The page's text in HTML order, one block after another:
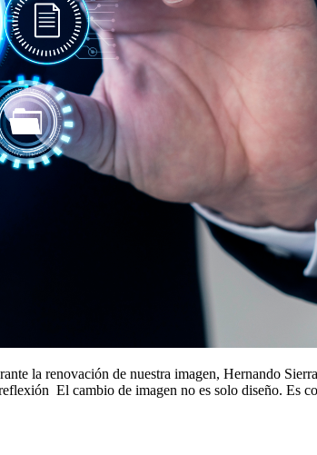
la renovación de nuestra imagen, Hernando
El cambio de imagen no es solo diseño.